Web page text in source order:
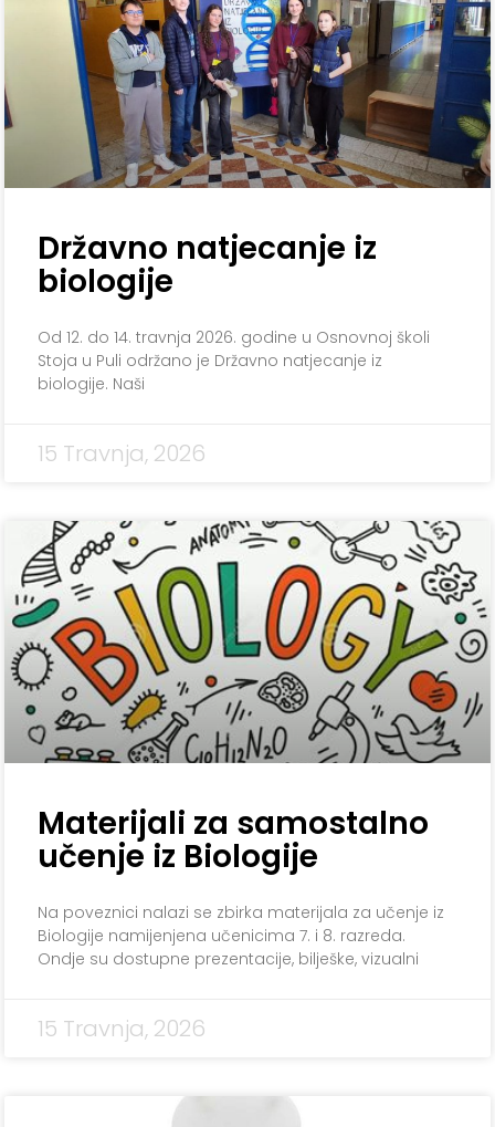
Državno natjecanje iz
biologije
Od 12. do 14. travnja 2026. godine u Osnovnoj školi
Stoja u Puli održano je Državno natjecanje iz
biologije. Naši
15 Travnja, 2026
Materijali za samostalno
učenje iz Biologije
Na poveznici nalazi se zbirka materijala za učenje iz
Biologije namijenjena učenicima 7. i 8. razreda.
Ondje su dostupne prezentacije, bilješke, vizualni
15 Travnja, 2026